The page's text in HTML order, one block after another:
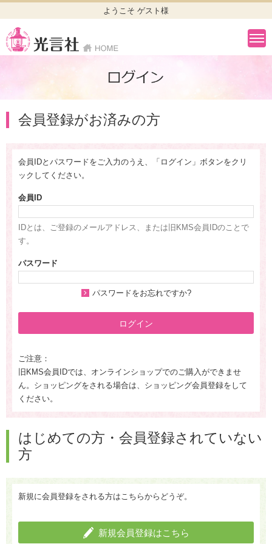
ようこそ ゲスト様
会員登録がお済みの方
会員IDとパスワードをご入力のうえ、「ログイン」ボタンをクリ
ックしてください。
会員ID
IDとは、ご登録のメールアドレス、または旧KMS会員IDのことで
す。
パスワード
パスワードをお忘れですか?
ログイン
ご注意：
旧KMS会員IDでは、オンラインショップでのご購入ができませ
ん。ショッピングをされる場合は、ショッピング会員登録をして
ください。
はじめての方・会員登録されていない
方
新規に会員登録をされる方はこちらからどうぞ。
新規会員登録はこちら